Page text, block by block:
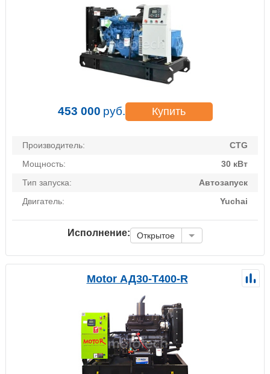
453 000 руб. Купить
Производитель:
CTG
Мощность:
30 кВт
Тип запуска:
Автозапуск
Двигатель:
Yuchai
Исполнение: Открытое
Motor АД30-Т400-R